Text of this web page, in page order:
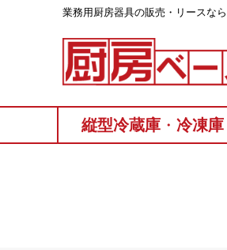
業務⽤厨房器具の販売・リースな
縦型冷蔵庫 ・ 冷凍庫